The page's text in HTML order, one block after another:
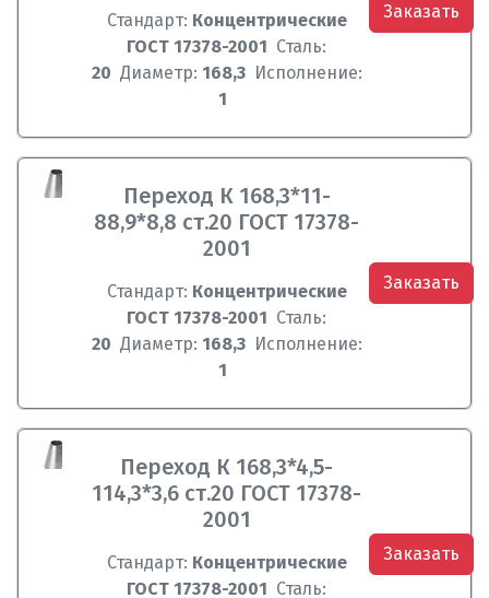
Стандарт: Концентрические
ГОСТ 17378-2001 Сталь:
20 Диаметр: 168,3 Исполнение:
1
Заказать
Переход К 168,3*11-
88,9*8,8 ст.20 ГОСТ 17378-
2001
Стандарт: Концентрические
ГОСТ 17378-2001 Сталь:
20 Диаметр: 168,3 Исполнение:
1
Заказать
Переход К 168,3*4,5-
114,3*3,6 ст.20 ГОСТ 17378-
2001
Стандарт: Концентрические
ГОСТ 17378-2001 Сталь:
Заказать